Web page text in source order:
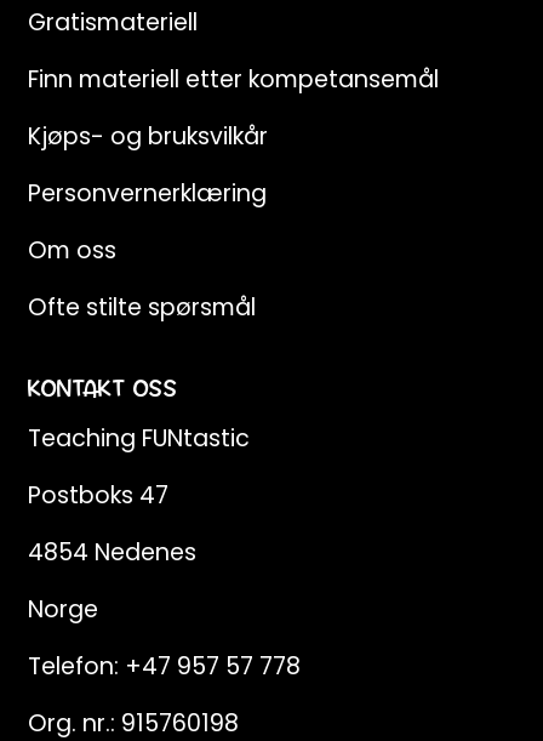
Gratismateriell
Finn materiell etter kompetansemål
Kjøps- og bruksvilkår
Personvernerklæring
Om oss
Ofte stilte spørsmål
KONTAKT OSS
Teaching FUNtastic
Postboks 47
4854 Nedenes
Norge
Telefon: +47 957 57 778
Org. nr.: 915760198